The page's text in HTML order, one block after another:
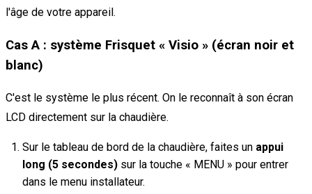
l'âge de votre appareil.
Cas A : système Frisquet « Visio » (écran noir et
blanc)
C'est le système le plus récent. On le reconnaît à son écran
LCD directement sur la chaudière.
Sur le tableau de bord de la chaudière, faites un appui
long (5 secondes) sur la touche « MENU » pour entrer
dans le menu installateur.